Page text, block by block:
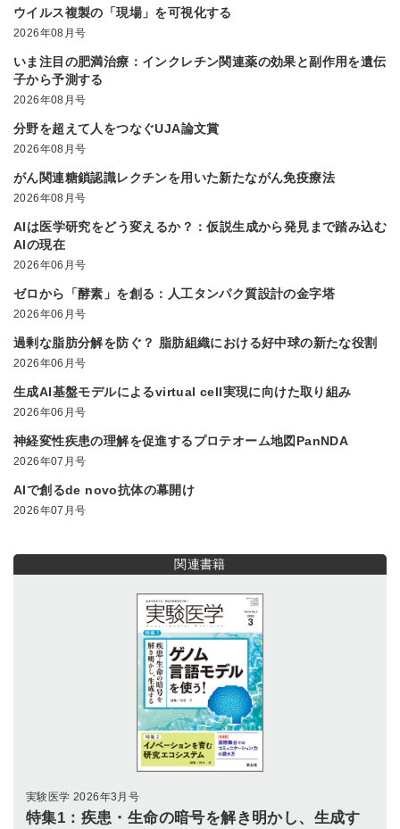
ウイルス複製の「現場」を可視化する
2026年08月号
いま注目の肥満治療：インクレチン関連薬の効果と副作用を遺伝
子から予測する
2026年08月号
分野を超えて人をつなぐUJA論文賞
2026年08月号
がん関連糖鎖認識レクチンを用いた新たながん免疫療法
2026年08月号
AIは医学研究をどう変えるか？：仮説生成から発見まで踏み込む
AIの現在
2026年06月号
ゼロから「酵素」を創る：人工タンパク質設計の金字塔
2026年06月号
過剰な脂肪分解を防ぐ？ 脂肪組織における好中球の新たな役割
2026年06月号
生成AI基盤モデルによるvirtual cell実現に向けた取り組み
2026年06月号
神経変性疾患の理解を促進するプロテオーム地図PanNDA
2026年07月号
AIで創るde novo抗体の幕開け
2026年07月号
関連書籍
実験医学 2026年3月号
特集1：疾患・生命の暗号を解き明かし、生成す